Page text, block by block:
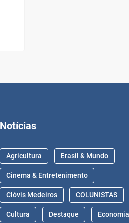
Notícias
Agricultura Brasil & Mundo
Cinema & Entretenimento
Clóvis Medeiros COLUNISTAS
Cultura Destaque Economia